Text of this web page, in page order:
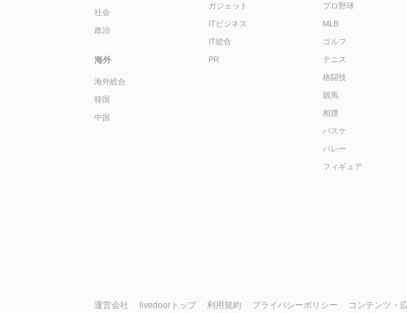
社会
政治
海外
海外総合
韓国
中国
ガジェット
ITビジネス
IT総合
PR
プロ野球
MLB
ゴルフ
テニス
格闘技
競馬
相撲
バスケ
バレー
フィギュア
運営会社 livedoorトップ 利用規約 プライバシーポリシー コンテンツ・